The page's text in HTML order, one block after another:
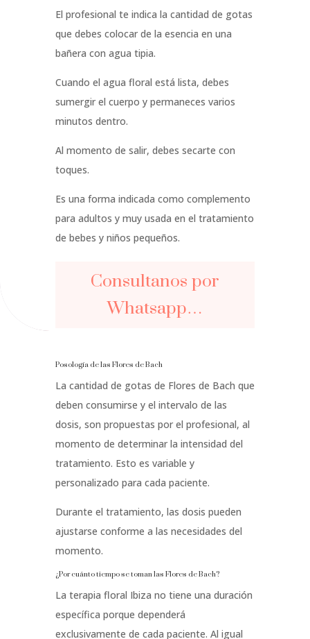
El profesional te indica la cantidad de gotas
que debes colocar de la esencia en una
bañera con agua tipia.
Cuando el agua floral está lista, debes
sumergir el cuerpo y permaneces varios
minutos dentro.
Al momento de salir, debes secarte con
toques.
Es una forma indicada como complemento
para adultos y muy usada en el tratamiento
de bebes y niños pequeños.
Consultanos por
Whatsapp…
Posología de las Flores de Bach
La cantidad de gotas de Flores de Bach que
deben consumirse y el intervalo de las
dosis, son propuestas por el profesional, al
momento de determinar la intensidad del
tratamiento. Esto es variable y
personalizado para cada paciente.
Durante el tratamiento, las dosis pueden
ajustarse conforme a las necesidades del
momento.
¿Por cuánto tiempo se toman las Flores de Bach?
La terapia floral Ibiza no tiene una duración
específica porque dependerá
exclusivamente de cada paciente. Al igual